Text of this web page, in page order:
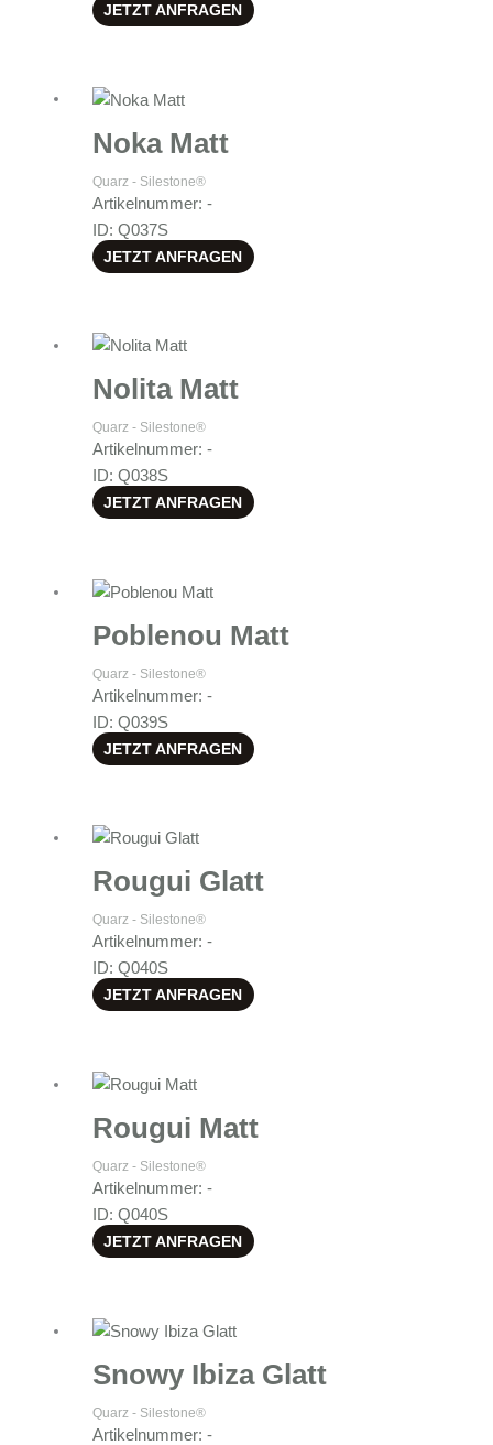
JETZT ANFRAGEN
Noka Matt
Quarz - Silestone®
Artikelnummer: -
ID: Q037S
JETZT ANFRAGEN
Nolita Matt
Quarz - Silestone®
Artikelnummer: -
ID: Q038S
JETZT ANFRAGEN
Poblenou Matt
Quarz - Silestone®
Artikelnummer: -
ID: Q039S
JETZT ANFRAGEN
Rougui Glatt
Quarz - Silestone®
Artikelnummer: -
ID: Q040S
JETZT ANFRAGEN
Rougui Matt
Quarz - Silestone®
Artikelnummer: -
ID: Q040S
JETZT ANFRAGEN
Snowy Ibiza Glatt
Quarz - Silestone®
Artikelnummer: -